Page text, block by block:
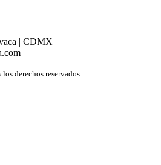
| CDMX
derechos reservados.